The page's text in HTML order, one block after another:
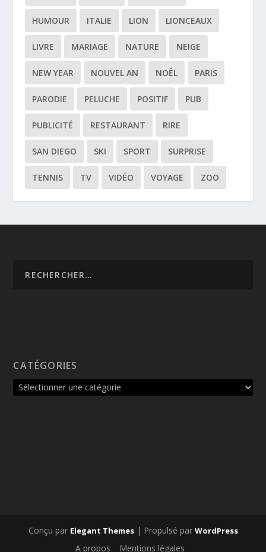
HUMOUR ITALIE LION LIONCEAUX
LIVRE MARIAGE NATURE NEIGE
NEW YEAR NOUVEL AN NOÊL PARIS
PARODIE PELUCHE POSITIF PUB
PUBLICITÉ RESTAURANT RIRE
SAN DIEGO SKI SPORT SURPRISE
TENNIS TV VIDÉO VOYAGE ZOO
CATÉGORIES
Conçu par Elegant Themes| Propulsé par WordPress
A propos Mentions légales